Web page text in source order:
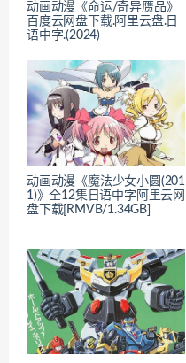
动画动漫《命运/奇异赝品》
百度云网盘下载.阿里云盘.日
语中字.(2024)
动画动漫《魔法少女小圆(201
1)》全12集日语中字阿里云网
盘下载[RMVB/1.34GB]